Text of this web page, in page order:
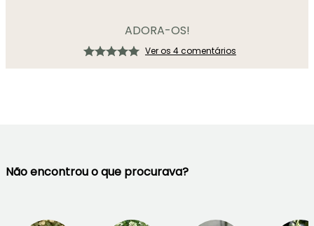
ADORA-OS!
Ver os 4 comentários
Não encontrou o que procurava?